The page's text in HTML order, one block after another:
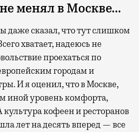
менял в Москве…
даже сказал, что тут слишком
хватает, надеюсь не
проехаться по
городам и
И я оценил, что в Москве,
иной уровень комфорта,
культура кофеен и ресторанов
лет на десять вперед — все